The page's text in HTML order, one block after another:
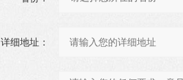
详细地址：